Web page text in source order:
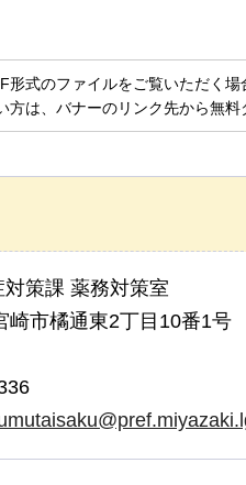
形式のファイルをご覧いただく
方は、バナーのリンク先から無料
策課 薬務対策室
市橘通東2丁目10番1号